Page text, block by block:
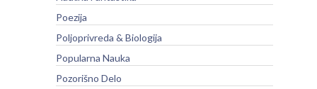
Poezija
Poljoprivreda & Biologija
Popularna Nauka
Pozorišno Delo